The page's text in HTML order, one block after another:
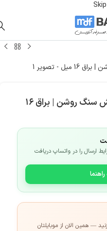
ورق فومیزه PVC یکرو روکش سنگ روشن | براق ۱۶
ارسال را در واتساپ دریافت
— همین الان از موبایلتان